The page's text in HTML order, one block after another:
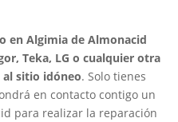
en Algimia de Almonacid
Teka, LG o cualquier otra
al sitio idóneo. Solo tienes
en contacto contigo un
para realizar la reparación